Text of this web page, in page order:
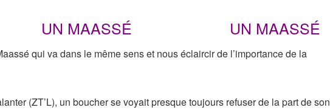
UN MAASSÉ UN MAASSÉ
qui va dans le même sens et nous éclaircir de l’importance de la
(ZT’L), un boucher se voyait presque toujours refuser de la part de son